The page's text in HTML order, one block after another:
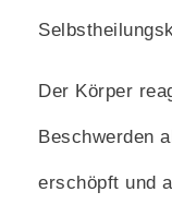
Der Körper
Beschwerden
erschöpft und